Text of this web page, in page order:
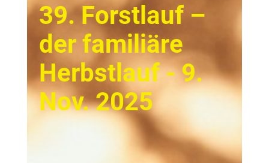
39. Forstlauf –
der familiäre
Herbstlauf - 9.
Nov. 2025